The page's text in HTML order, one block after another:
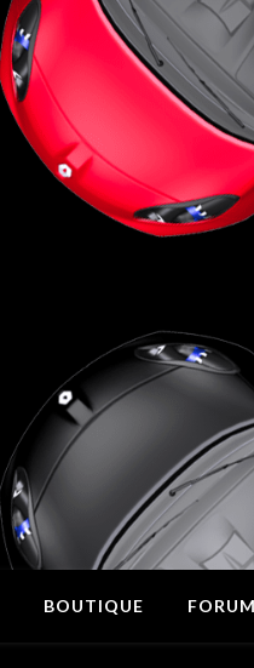
BOUTIQUE FORUM